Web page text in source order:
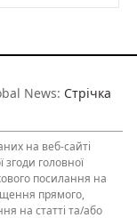
News: Стрічка
на веб-сайті
головної
посилання на
прямого,
на статті та/або